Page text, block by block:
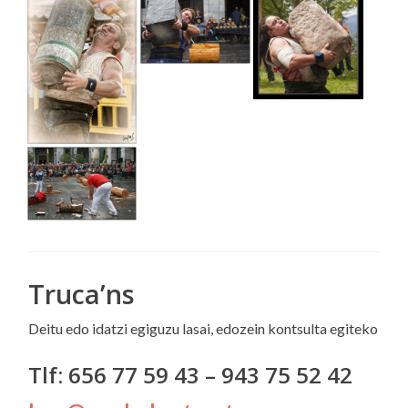
Truca’ns
Deitu edo idatzi egiguzu lasai, edozein kontsulta egiteko
Tlf: 656 77 59 43 – 943 75 52 42